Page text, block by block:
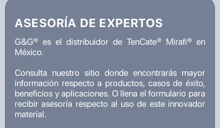
ASESORÍA DE EXPERTOS
G&G® es el distribuidor de TenCate® Mirafi® en
México.
Consulta nuestro sitio donde encontrarás mayor
información respecto a productos, casos de éxito,
beneficios y aplicaciones. O llena el formulario para
recibir asesoría respecto al uso de este innovador
material.